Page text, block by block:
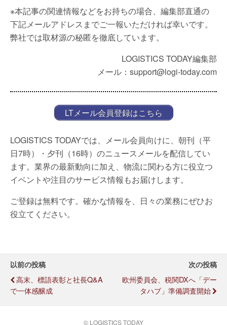
※本記事の関連情報などをお持ちの場合、編集部直通の
下記メールアドレスまでご一報いただければ幸いです。
弊社では取材源の秘匿を徹底しています。
LOGISTICS TODAY編集部
メール：support@logi-today.com
LTメール会員登録はこちら
LOGISTICS TODAYでは、メール会員向けに、朝刊（平
日7時）・夕刊（16時）のニュースメールを配信してい
ます。業界の最新動向に加え、物流に関わる方に役立つ
イベントや注目のサービス情報もお届けします。
ご登録は無料です。確かな情報を、日々の業務にぜひお
役立てください。
以前の投稿
高末、標語表彰と社長Q&A
で一体感醸成
次の投稿
欧州委員会、税関DXへ「デー
タハブ」準備調査開始
© LOGISTICS TODAY